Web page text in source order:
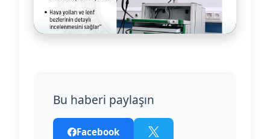
Bu haberi paylaşın
Facebook